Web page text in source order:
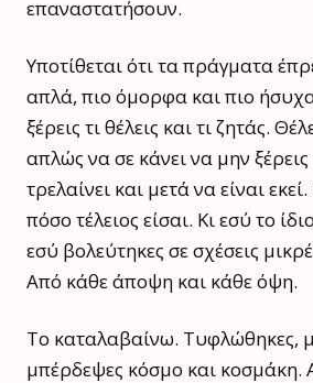
επαναστατήσουν.
Υποτίθεται ότι τα πράγματα
απλά, πιο όμορφα και πιο
ξέρεις τι θέλεις και τι ζητάς.
απλώς να σε κάνει να μην ξέρεις
τρελαίνει και μετά να είναι
πόσο τέλειος είσαι. Κι εσύ το
εσύ βολεύτηκες σε σχέσεις
Από κάθεάποψη και κάθε όψη.
Το καταλαβαίνω. Τυφλώθηκες,
μπέρδεψες κόσμο και κοσμάκη.